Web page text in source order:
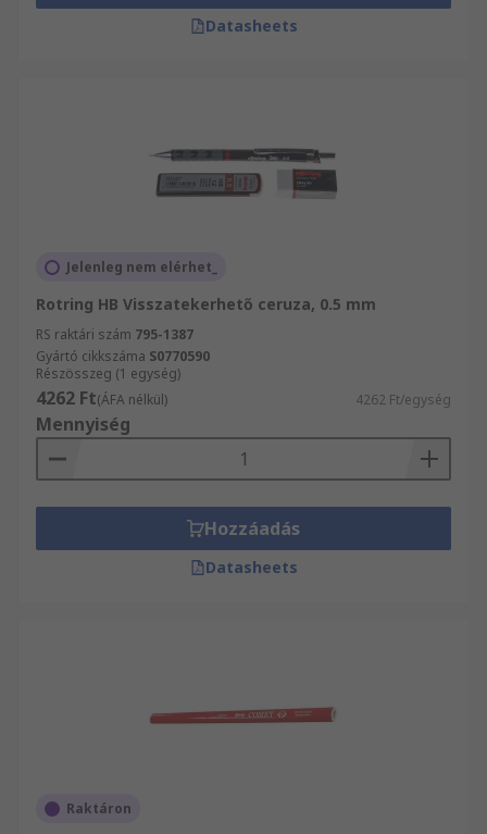
Datasheets
Jelenleg nem elérhet_
Rotring HB Visszatekerhető ceruza, 0.5 mm
RS raktári szám 795-1387
Gyártó cikkszáma S0770590
Részösszeg (1 egység)
4262 Ft(ÁFA nélkül) 4262 Ft/egység
Mennyiség
Hozzáadás
Datasheets
Raktáron